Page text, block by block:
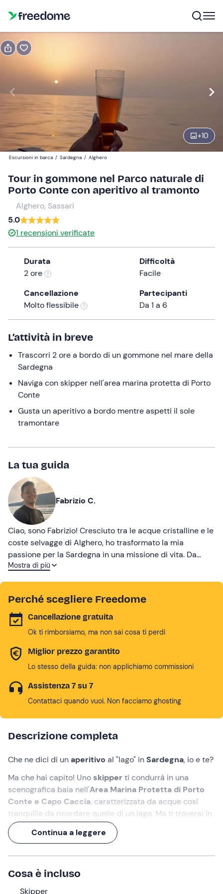
+10
Navigate
forward
interact
with
the
and
select
date.
Press
the
question
mark
keyboard
shortcuts
for
changing
dates.
19:00
Partecipanti
50 €
1
Escursioni in barca / Sardegna / Alghero
Tour in gommone nel Parco naturale di
Porto Conte con aperitivo al tramonto
Alghero, Sassari
5.0
1 recensioni verificate
Durata
2 ore
Difficoltà
Facile
Cancellazione
Molto flessibile
Partecipanti
Da 1 a 6
L’attività in breve
Trascorri 2 ore a bordo di un gommone nel mare della
Sardegna
Naviga con skipper nell'area marina protetta di Porto
Conte
Gusta un aperitivo a bordo mentre aspetti il sole
tramontare
La tua guida
Fabrizio C.
Ciao, sono Fabrizio! Cresciuto tra le acque cristalline e le
coste selvagge di Alghero, ho trasformato la mia
passione per la Sardegna in una missione di vita. Da
skipper esperto e operatore autorizzato del parco, ho il
semplice escursione ma un’esperienza che ti resterà nel
cuore. Pronto a salpare?
Mostra di più
Perché scegliere Freedome
Cancellazione gratuita
Ok ti rimborsiamo, ma non sai cosa ti perdi
Miglior prezzo garantito
Lo stesso della guida: non applichiamo commissioni
Assistenza 7 su 7
Contattaci quando vuoi. Non facciamo ghosting
Descrizione completa
Che ne dici di unaperitivo al "lago" in Sardegna, io e te?
Ma che hai capito! Unoskipperti condurrà in una
scenografica baia nell'Area Marina Protetta di Porto
Conte e Capo Caccia, caratterizzata da acque così
tranquille da ricordare quelle di un lago. Ma ti troverai in
mezzo al mare, all'ombra delMonte Timidone
comunque è un ottimo compagno di aperitivo).
Un'esperienza di2 ore, durante la quale attenderai il
tramonto gustando prodotti tipici del territorio.
Cosa faremo
Continua a leggere
Cosa è incluso
Skipper